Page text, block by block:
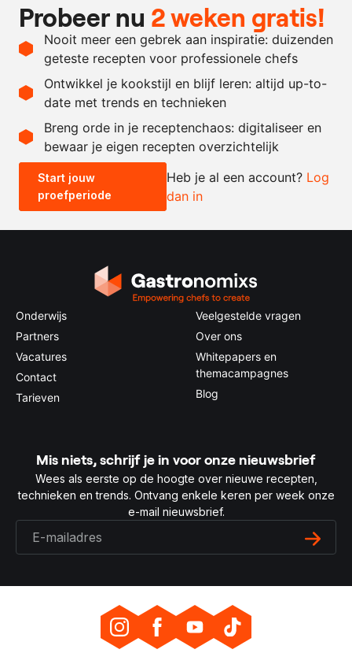
8
gram
citroensap
naar
boter
Recept omrekenen
- +
0.5x 1x 2x
Probeer nu 2 weken gratis!
Nooit meer een gebrek aan inspiratie: duizenden
geteste recepten voor professionele chefs
Ontwikkel je kookstijl en blijf leren: altijd up-to-
date met trends en technieken
Breng orde in je receptenchaos: digitaliseer en
bewaar je eigen recepten overzichtelijk
Start jouw
proefperiode
Heb je al een account? Log
dan in
Onderwijs
Partners
Vacatures
Contact
Tarieven
Veelgestelde vragen
Over ons
Whitepapers en
themacampagnes
Blog
Mis niets, schrijf je in voor onze nieuwsbrief
Wees als eerste op de hoogte over nieuwe recepten,
technieken en trends. Ontvang enkele keren per week onze
e-mail nieuwsbrief.